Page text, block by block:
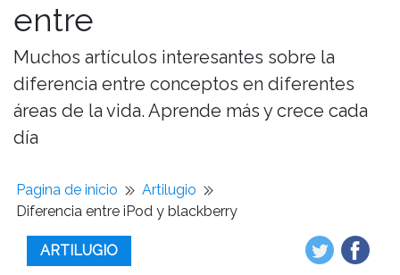
entre
Muchos artículos interesantes sobre la
diferencia entre conceptos en diferentes
áreas de la vida. Aprende más y crece cada
día
Pagina de inicio
Artilugio
Diferencia entre iPod y blackberry
ARTILUGIO